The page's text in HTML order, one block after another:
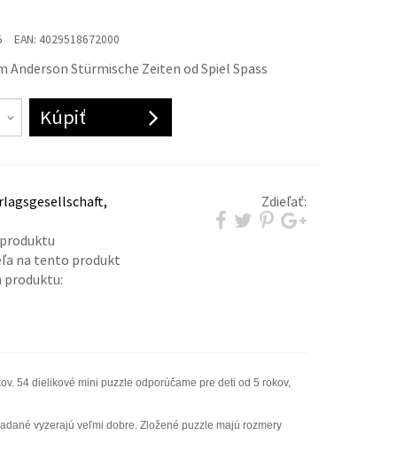
EAN:4029518672000
Anderson Stürmische Zeiten od Spiel Spass
Kúpiť
na tento produkt
Zdieľať:
54 dielikové mini puzzle odporúčame pre deti od 5 rokov,
vyzerajú veľmi dobre. Zložené puzzle majú rozmery